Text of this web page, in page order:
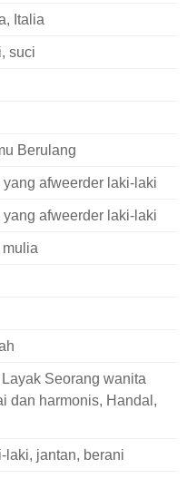
Italia
suci
Berulang
afweerder laki-laki
afweerder laki-laki
mulia
Seorang wanita
dan harmonis, Handal,
laki, jantan, berani